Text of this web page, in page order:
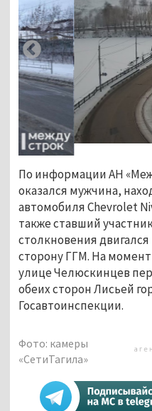
По информации АН
оказался мужчина,
автомобиля Chevrolet
также ставший
столкновения
сторону ГГМ. На
улице Челюскинцев
обеих сторон Лисьей
Госавтоинспекции.
Фото: камеры
«СетиТагила»